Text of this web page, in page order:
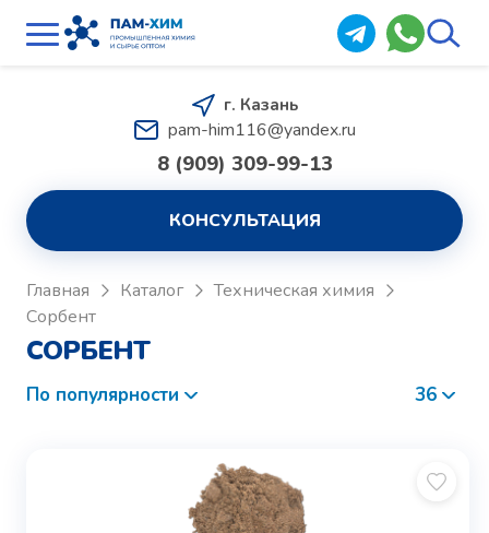
г. Казань
pam-him116@yandex.ru
8 (909) 309-99-13
КОНСУЛЬТАЦИЯ
Главная Каталог
Техническая химия
Сорбент
СОРБЕНТ
По популярности 36